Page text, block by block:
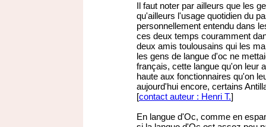
Il faut noter par ailleurs que les
qu'ailleurs l'usage quotidien du
personnellement entendu dans
ces deux temps couramment
deux amis toulousains qui les
les gens de langue d'oc ne
français, cette langue qu'on leur
haute aux fonctionnaires qu'on
aujourd'hui encore, certains
[contact auteur : Henri T.]
En langue d'Oc, comme en